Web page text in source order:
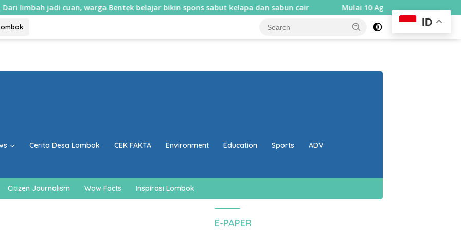
cuan, warga Bentek belajar bikin spons sabut kelapa dan sabun cair Mulai 10 Agustus, Rembiga berlakukan sistem
Cerita Desa Lombok CEK FAKTA Environment Education Sports ADV
Citizen Journalism Wow Facts Inspirasi Lombok
E-PAPER
ID